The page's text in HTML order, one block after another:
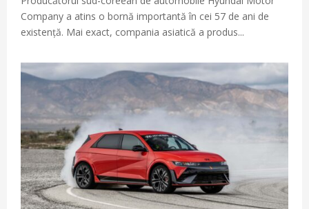
Company a atins o bornă importantă în cei 57 de ani de
existență. Mai exact, compania asiatică a produs...